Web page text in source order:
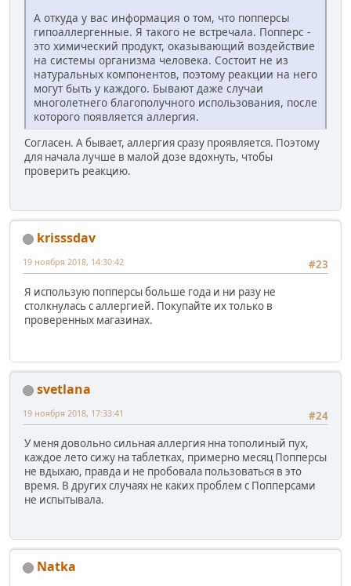
А откуда у вас информация о том, что попперсы
гипоаллергенные. Я такого не встречала. Попперс -
это химический продукт, оказывающий воздействие
на системы организма человека. Состоит не из
натуральных компонентов, поэтому реакции на него
могут быть у каждого. Бывают даже случаи
многолетнего благополучного использования, после
которого появляется аллергия.
Согласен. А бывает, аллергия сразу проявляется. Поэтому
для начала лучше в малой дозе вдохнуть, чтобы
проверить реакцию.
krisssdav
#23
19 ноября 2018, 14:30:42
Я использую попперсы больше года и ни разу не
столкнулась с аллергией. Покупайте их только в
проверенных магазинах.
svetlana
#24
19 ноября 2018, 17:33:41
У меня довольно сильная аллергия нна тополиный пух,
каждое лето сижу на таблетках, примерно месяц Попперсы
не вдыхаю, правда и не пробовала пользоваться в это
время. В других случаях не каких проблем с Попперсами
не испытывала.
Natka